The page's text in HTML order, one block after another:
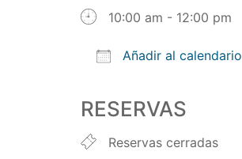
10:00 am - 12:00 pm
Añadir al calendario
RESERVAS
Reservas cerradas